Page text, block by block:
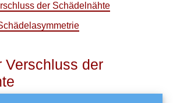
der Schädelnähte
Verschluss der
bei